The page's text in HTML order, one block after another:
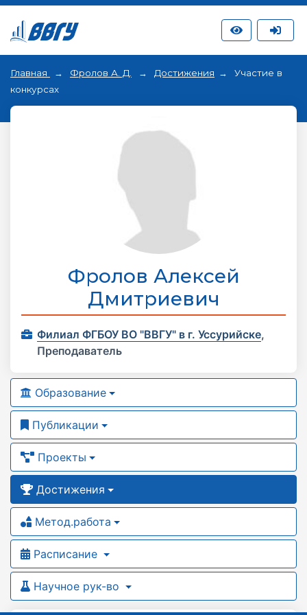
Главная Фролов А. Д. Достижения
Участие в
конкурсах
Фролов Алексей
Дмитриевич
Филиал ФГБОУ ВО "ВВГУ" в г. Уссурийске,
Преподаватель
Образование
Публикации
Проекты
Достижения
Метод.работа
Расписание
Научное рук-во